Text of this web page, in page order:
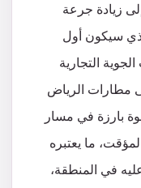
زيادة جرعة
سيكون أول
التجارية
مطارات الرياض
بارزة في مسار
ما يعتبره
عليه في المنطقة،